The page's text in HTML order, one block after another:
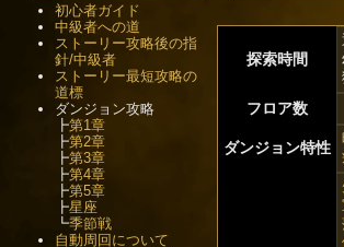
探索時間
フロア数
ダンジョン特性
初心者ガイド
中級者への道
ストーリー攻略後の指
針/中級者
ストーリー最短攻略の
道標
ダンジョン攻略
┣第1章
┣第2章
┣第3章
┣第4章
┣第5章
┣星座
┗季節戦
自動周回について